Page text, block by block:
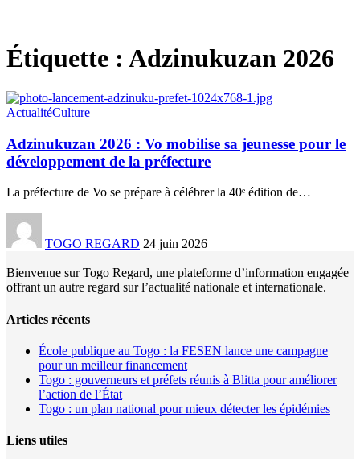
Étiquette : Adzinukuzan 2026
ActualitéCulture
Adzinukuzan 2026 : Vo mobilise sa jeunesse pour le
développement de la préfecture
La préfecture de Vo se prépare à célébrer la 40ᵉ édition de…
TOGO REGARD 24 juin 2026
Bienvenue sur Togo Regard, une plateforme d’information engagée
offrant un autre regard sur l’actualité nationale et internationale.
Articles récents
École publique au Togo : la FESEN lance une campagne
pour un meilleur financement
Togo : gouverneurs et préfets réunis à Blitta pour améliorer
l’action de l’État
Togo : un plan national pour mieux détecter les épidémies
Liens utiles